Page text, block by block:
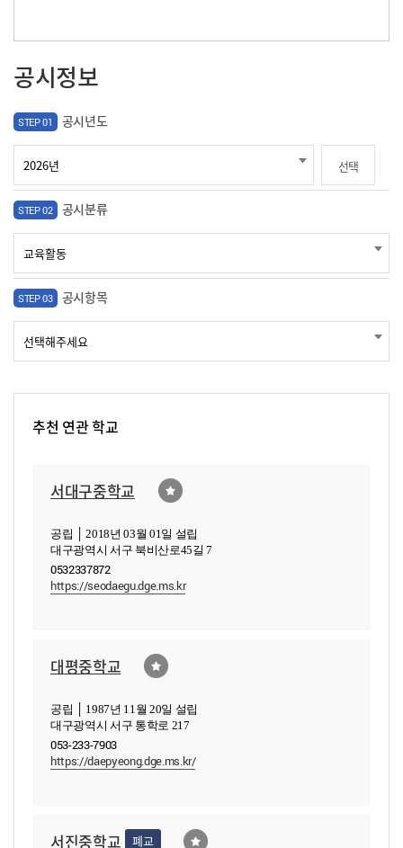
공시정보
STEP 01 공시년도
선택
STEP 02 공시분류
STEP 03 공시항목
추천 연관 학교
서대구중학교
공립 │ 2018년 03월 01일 설립
대구광역시 서구 북비산로45길 7
0532337872
https://seodaegu.dge.ms.kr
대평중학교
공립 │ 1987년 11월 20일 설립
대구광역시 서구 통학로 217
053-233-7903
https://daepyeong.dge.ms.kr/
서진중학교 폐교